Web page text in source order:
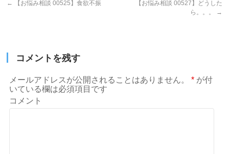
← 【お悩み相談 00525】食欲不振
【お悩み相談 00527】どうした
ら。。。
→
コメントを残す
メールアドレスが公開されることはありません。 * が付
いている欄は必須項目です
コメント